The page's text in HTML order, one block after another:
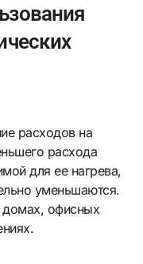
расходов на
расхода
для ее нагрева,
уменьшаются.
домах, офисных